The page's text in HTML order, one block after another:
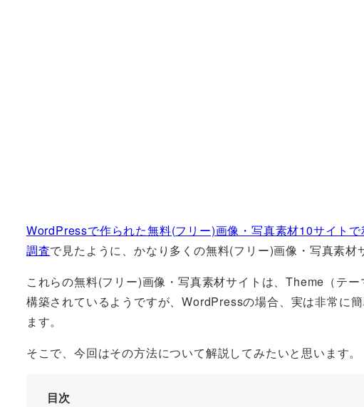
WordPressで作られた無料(フリー)画像・写真素材10サイト
調査で見たように、かなり多くの無料(フリー)画像・写真素材
これらの無料(フリー)画像・写真素材サイトは、Theme（テ
構築されているようですが、WordPressの場合、実は非常に
ます。
そこで、今回はその方法について解説してみたいと思います。
目次